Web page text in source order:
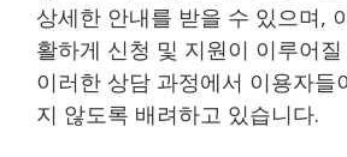
상세한 안내를 받을 수 있으며,
활하게 신청 및 지원이 이루어
이러한 상담 과정에서 이용자들
지 않도록 배려하고 있습니다.